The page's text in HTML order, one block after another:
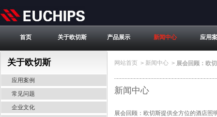
首页 关于欧切斯 产品展示 新闻中心 应用
关于欧切斯
应用案例
常见问题
企业文化
网站首页 > 新闻中心 > 展会回顾：欧
新闻中心
展会回顾：欧切斯提供全方位的酒店照